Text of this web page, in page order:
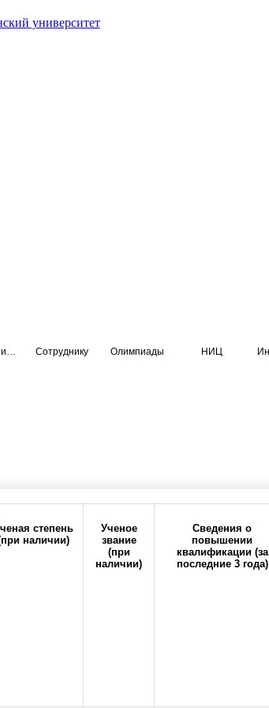
университет
Сотруднику Олимпиады НИЦ
для просмотра всех колонок
степень
наличии)
Ученое
звание
(при
наличии)
Сведения о
повышении
квалификации (за
последние 3 года)
Стоп-коррупция